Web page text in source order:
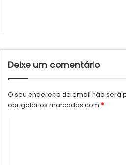
Deixe um comentário
O seu endereço de email não será
obrigatórios marcados com *